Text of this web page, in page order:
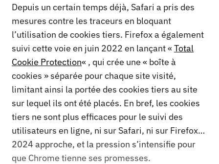
Depuis un certain temps déjà, Safari a pris des
mesures contre les traceurs en bloquant
l’utilisation de cookies tiers. Firefox a également
suivi cette voie en juin 2022 en lançant «Total
Cookie Protection« , qui crée une « boîte à
cookies » séparée pour chaque site visité,
limitant ainsi la portée des cookies tiers au site
sur lequel ils ont été placés. En bref, les cookies
tiers ne sont plus efficaces pour le suivi des
utilisateurs en ligne, ni sur Safari, ni sur Firefox…
2024 approche, et la pression s’intensifie pour
que Chrome tienne ses promesses.